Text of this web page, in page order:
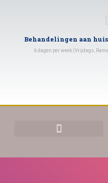
Behandelingen aan huis
6 dagen per week (Vrijdags,